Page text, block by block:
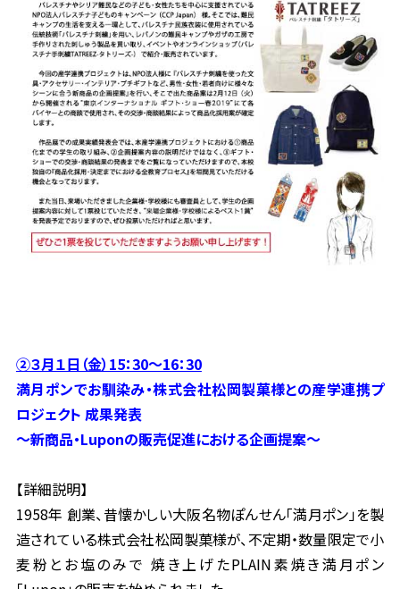
②３月１日（金）15：30～16：30
満月ポンでお馴染み・株式会社松岡製菓様との産学連携プ
ロジェクト 成果発表
〜新商品・Luponの販売促進における企画提案〜
【詳細説明】
1958年 創業、昔懐かしい大阪名物ぽんせん「満月ポン」を製
造されている株式会社松岡製菓様が、不定期・数量限定で小
麦粉とお塩のみで 焼き上げたPLAIN素焼き満月ポン